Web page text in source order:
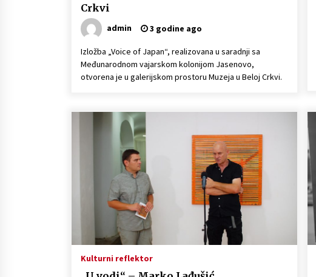
Crkvi
admin 3 godine ago
Izložba „Voice of Japan“, realizovana u saradnji sa
Međunarodnom vajarskom kolonijom Jasenovo,
otvorena je u galerijskom prostoru Muzeja u Beloj Crkvi.
Kulturni reflektor